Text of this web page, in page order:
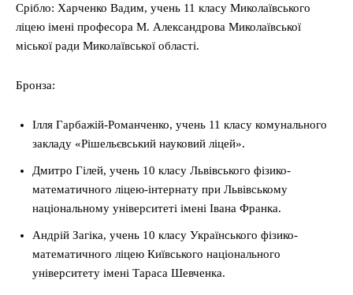
Срібло: Харченко Вадим, учень 11 класу Миколаївського
ліцею імені професора М. Александрова Миколаївської
міської ради Миколаївської області.
Бронза:
Ілля Гарбажій-Романченко, учень 11 класу комунального
закладу «Рішельєвський науковий ліцей».
Дмитро Гілей, учень 10 класу Львівського фізико-
математичного ліцею-інтернату при Львівському
національному університеті імені Івана Франка.
Андрій Загіка, учень 10 класу Українського фізико-
математичного ліцею Київського національного
університету імені Тараса Шевченка.